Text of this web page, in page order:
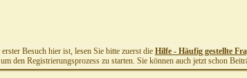
Besuch hier ist, lesen Sie bitte zuerst die Hilfe - Häufig gestellte
den Registrierungsprozess zu starten. Sie können auch jetzt schon